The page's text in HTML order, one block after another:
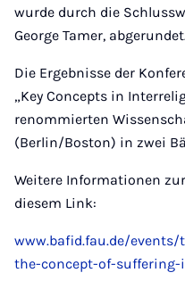
wurde durch die
George Tamer,
Die Ergebnisse der
„Key Concepts in
renommierten
(Berlin/Boston) in zwei
Weitere Informationen
diesem Link:
www.bafid.fau.de/
the-concept-of-